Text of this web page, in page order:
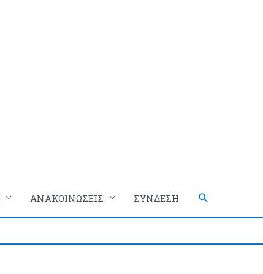
ΑΝΑΚΟΙΝΩΣΕΙΣ ΣΥΝΔΕΣΗ Αναζήτηση